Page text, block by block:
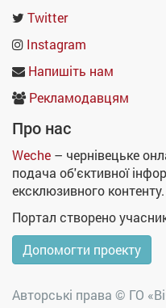
Twitter
Instagram
Напишіть нам
Рекламодавцям
Про нас
Weche – чернівецьке
подача об'єктивної
ексклюзивного контенту.
Портал створено
Допомогти проекту
Авторські права © ГО